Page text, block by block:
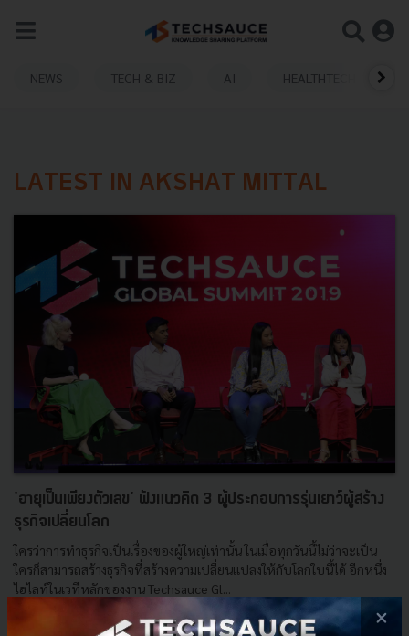
NEWS TECH & BIZ AI HEALTHTECH
LATEST IN AKSHAT MITTAL
'อายุเป็นเพียงตัวเลข' ฟังแนวคิด 3 ผู้ประกอบการรุ่นเยาว์ผู้สร้าง
ธุรกิจเปลี่ยนโลก
ใครว่าการทำธุรกิจเป็นเรื่องของผู้ใหญ่เท่านั้น ในเมื่อทุกวันนี้ไม่ว่าจะเป็น
ใครก็สามารถสร้างธุรกิจที่สร้างความเปลี่ยนแปลงให้กับโลกใบนี้ได้ อีกหนึ่ง
ไฮไลท์ในเวทีหลักของงาน Techsauce Gl...
| ByJen Namjatturas
×